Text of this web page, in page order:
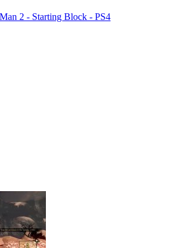
2 - Starting Block - PS4